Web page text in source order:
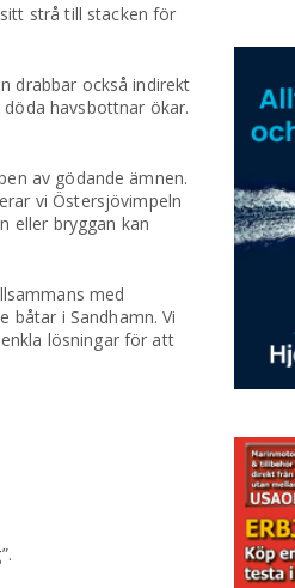
strå till stacken för
drabbar också indirekt
havsbottnar ökar.
av gödande ämnen.
vi Östersjövimpeln
eller bryggan kan
med
båtar i Sandhamn. Vi
lösningar för att